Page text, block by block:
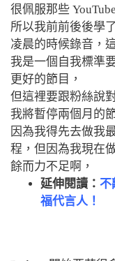
很佩服那些
所以我前前後後學
凌晨的時候錄音，
我是一個自我標準
更好的節目，
但這裡要跟粉絲說
我將暫停兩個月的
因為我得先去做我
程，但因為我現在
餘而力不足啊，
延伸閱讀： 不
福代言人！